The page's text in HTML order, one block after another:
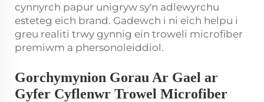
cynnyrch papur unigryw sy'n adlewyrchu
esteteg eich brand. Gadewch i ni eich helpu i
greu realiti trwy gynnig ein troweli microfiber
premiwm a phersonoleiddiol.
Gorchymynion Gorau Ar Gael ar
Gyfer Cyflenwr Trowel Microfiber